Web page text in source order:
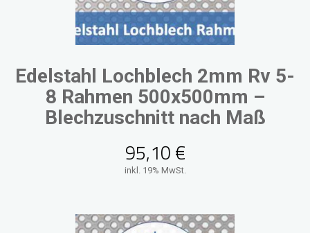
Edelstahl Lochblech 2mm Rv 5-
8 Rahmen 500x500mm –
Blechzuschnitt nach Maß
95,10€
inkl. 19% MwSt.